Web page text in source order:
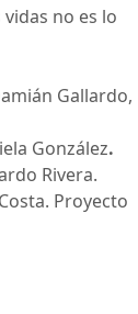
no es lo
Gallardo,
González.
Rivera.
Proyecto